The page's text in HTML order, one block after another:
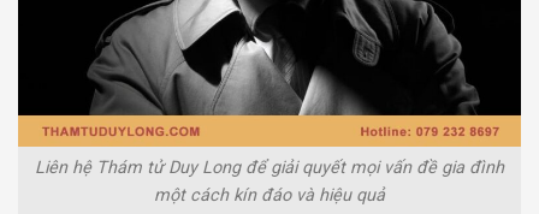
Liên hệ Thám tử Duy Long để giải quyết mọi vấn đề gia đình
một cách kín đáo và hiệu quả